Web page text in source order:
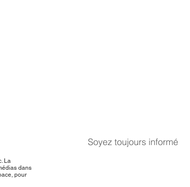
Soyez toujours informé
La
dans
pour